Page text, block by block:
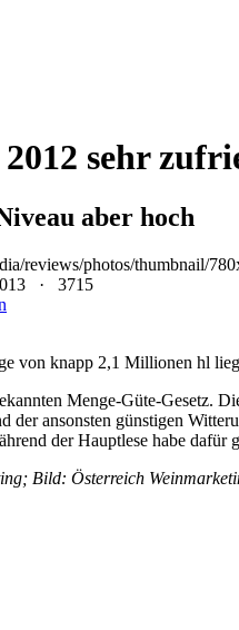
sehr
aber hoch
reviews/photos/thumbnail/
·
3715
von knapp 2,1 Millionen hl
Menge-Güte-Gesetz.
der ansonsten günstigen
der Hauptlese habe
Bild: Österreich